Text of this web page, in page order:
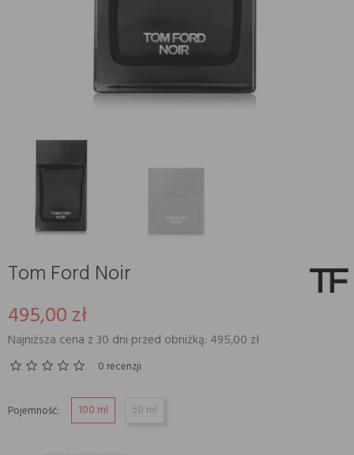
Tom Ford Noir
495,00 zł
Najniższa cena z 30 dni przed obniżką: 495,00 zł
0 recenzji
Pojemność: 100 ml 50 ml